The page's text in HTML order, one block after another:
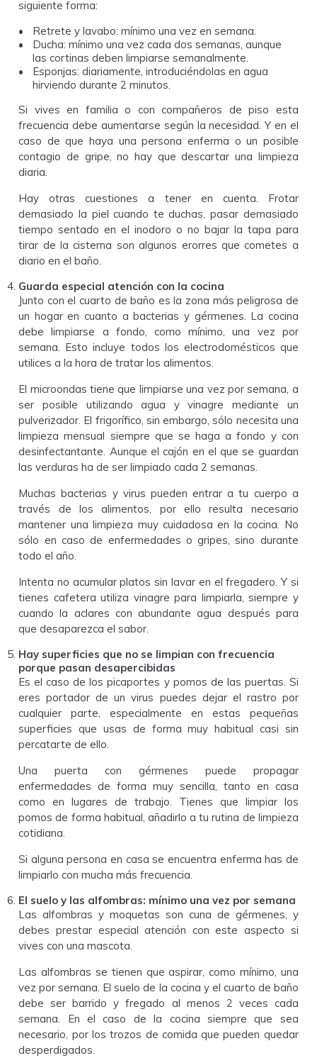
siguiente forma:
Retrete y lavabo: mínimo una vez en semana.
Ducha: mínimo una vez cada dos semanas, aunque
las cortinas deben limpiarse semanalmente.
Esponjas: diariamente, introduciéndolas en agua
hirviendo durante 2 minutos.
Si vives en familia o con compañeros de piso esta
frecuencia debe aumentarse según la necesidad. Y en el
caso de que haya una persona enferma o un posible
contagio de gripe, no hay que descartar una limpieza
diaria.
Hay otras cuestiones a tener en cuenta. Frotar
demasiado la piel cuando te duchas, pasar demasiado
tiempo sentado en el inodoro o no bajar la tapa para
tirar de la cisterna son algunos erorres que cometes a
diario en el baño.
Guarda especial atención con la cocina
Junto con el cuarto de baño es la zona más peligrosa de
un hogar en cuanto a bacterias y gérmenes. La cocina
debe limpiarse a fondo, como mínimo, una vez por
semana. Esto incluye todos los electrodomésticos que
utilices a la hora de tratar los alimentos.
El microondas tiene que limpiarse una vez por semana, a
ser posible utilizando agua y vinagre mediante un
pulverizador. El frigorífico, sin embargo, sólo necesita una
limpieza mensual siempre que se haga a fondo y con
desinfectantante. Aunque el cajón en el que se guardan
las verduras ha de ser limpiado cada 2 semanas.
Muchas bacterias y virus pueden entrar a tu cuerpo a
través de los alimentos, por ello resulta necesario
mantener una limpieza muy cuidadosa en la cocina. No
sólo en caso de enfermedades o gripes, sino durante
todo el año.
Intenta no acumular platos sin lavar en el fregadero. Y si
tienes cafetera utiliza vinagre para limpiarla, siempre y
cuando la aclares con abundante agua después para
que desaparezca el sabor.
Hay superficies que no se limpian con frecuencia
porque pasan desapercibidas
Es el caso de los picaportes y pomos de las puertas. Si
eres portador de un virus puedes dejar el rastro por
cualquier parte, especialmente en estas pequeñas
superficies que usas de forma muy habitual casi sin
percatarte de ello.
Una puerta con gérmenes puede propagar
enfermedades de forma muy sencilla, tanto en casa
como en lugares de trabajo. Tienes que limpiar los
pomos de forma habitual, añadirlo a tu rutina de limpieza
cotidiana.
Si alguna persona en casa se encuentra enferma has de
limpiarlo con mucha más frecuencia.
El suelo y las alfombras: mínimo una vez por semana
Las alfombras y moquetas son cuna de gérmenes, y
debes prestar especial atención con este aspecto si
vives con una mascota.
Las alfombras se tienen que aspirar, como mínimo, una
vez por semana. El suelo de la cocina y el cuarto de baño
debe ser barrido y fregado al menos 2 veces cada
semana. En el caso de la cocina siempre que sea
necesario, por los trozos de comida que pueden quedar
desperdigados.